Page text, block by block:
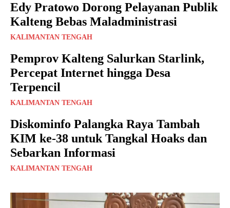
Edy Pratowo Dorong Pelayanan Publik
Kalteng Bebas Maladministrasi
KALIMANTAN TENGAH
Pemprov Kalteng Salurkan Starlink,
Percepat Internet hingga Desa
Terpencil
KALIMANTAN TENGAH
Diskominfo Palangka Raya Tambah
KIM ke-38 untuk Tangkal Hoaks dan
Sebarkan Informasi
KALIMANTAN TENGAH